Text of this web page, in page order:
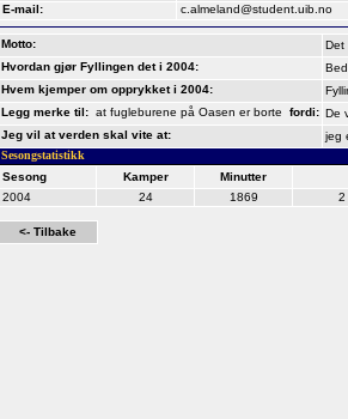
E-mail:
c.almeland@student.uib.no
Motto:
Det
Hvordan gjør Fyllingen det i 2004:
Hvem kjemper om opprykket i 2004:
Legg merke til: at fugleburene på Oasen er borte fordi: De
Jeg vil at verden skal vite at:
jeg
Sesongstatistikk
Sesong
Kamper
Minutter
2004
24 1869 2
<- Tilbake